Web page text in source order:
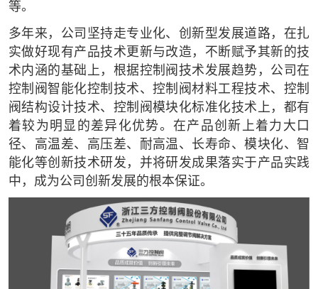
等。
多年来，公司坚持走专业化、创新型发展道路，在扎
实做好现有产品技术更新与改造，不断赋予其新的技
术内涵的基础上，根据控制阀技术发展趋势，公司在
控制阀智能化控制技术、控制阀材料工程技术、控制
阀结构设计技术、控制阀模块化标准化技术上，都有
着较为明显的差异化优势。在产品创新上着力大口
径、高温差、高压差、耐高温、长寿命、模块化、智
能化等创新技术研发，并将研发成果落实于产品实践
中，成为公司创新发展的根本保证。